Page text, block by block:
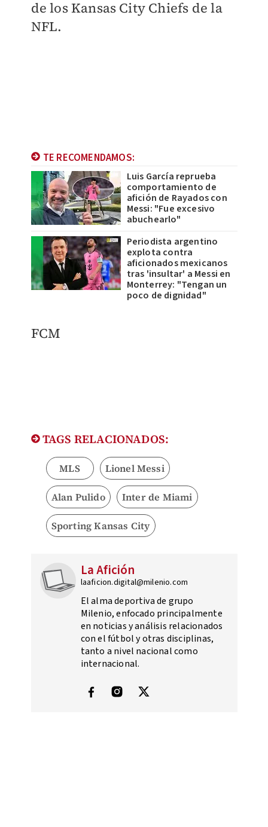
de los Kansas City Chiefs de la
NFL.
TE RECOMENDAMOS:
Luis García reprueba
comportamiento de
afición de Rayados con
Messi: "Fue excesivo
abuchearlo"
Periodista argentino
explota contra
aficionados mexicanos
tras 'insultar' a Messi en
Monterrey: "Tengan un
poco de dignidad"
FCM
TAGS RELACIONADOS:
MLS Lionel Messi
Alan Pulido Inter de Miami
Sporting Kansas City
La Afición
laaficion.digital@milenio.com
El alma deportiva de grupo
Milenio, enfocado principalmente
en noticias y análisis relacionados
con el fútbol y otras disciplinas,
tanto a nivel nacional como
internacional.